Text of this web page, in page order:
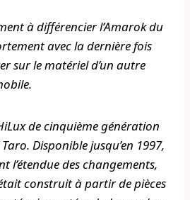
à différencier l’Amarok du
avec la dernière fois
sur le matériel d’un autre
de cinquième génération
Disponible jusqu’en 1997,
l’étendue des changements,
construit à partir de pièces